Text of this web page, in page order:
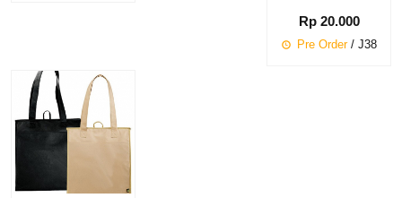
Rp 20.000
Pre Order/ J38